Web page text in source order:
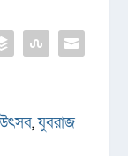
উৎসব,যুবরাজ